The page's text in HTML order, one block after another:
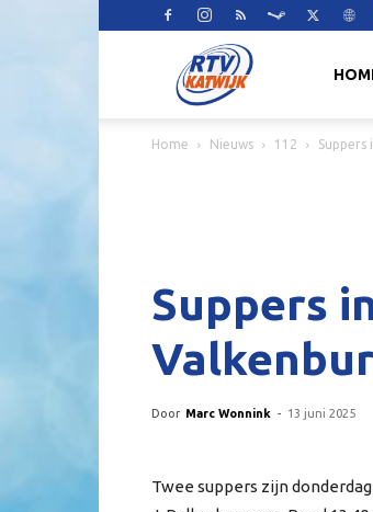
Home Nieuws 112
Suppers
Door Marc Wonnink - 13 juni 2025
Twee suppers zijn